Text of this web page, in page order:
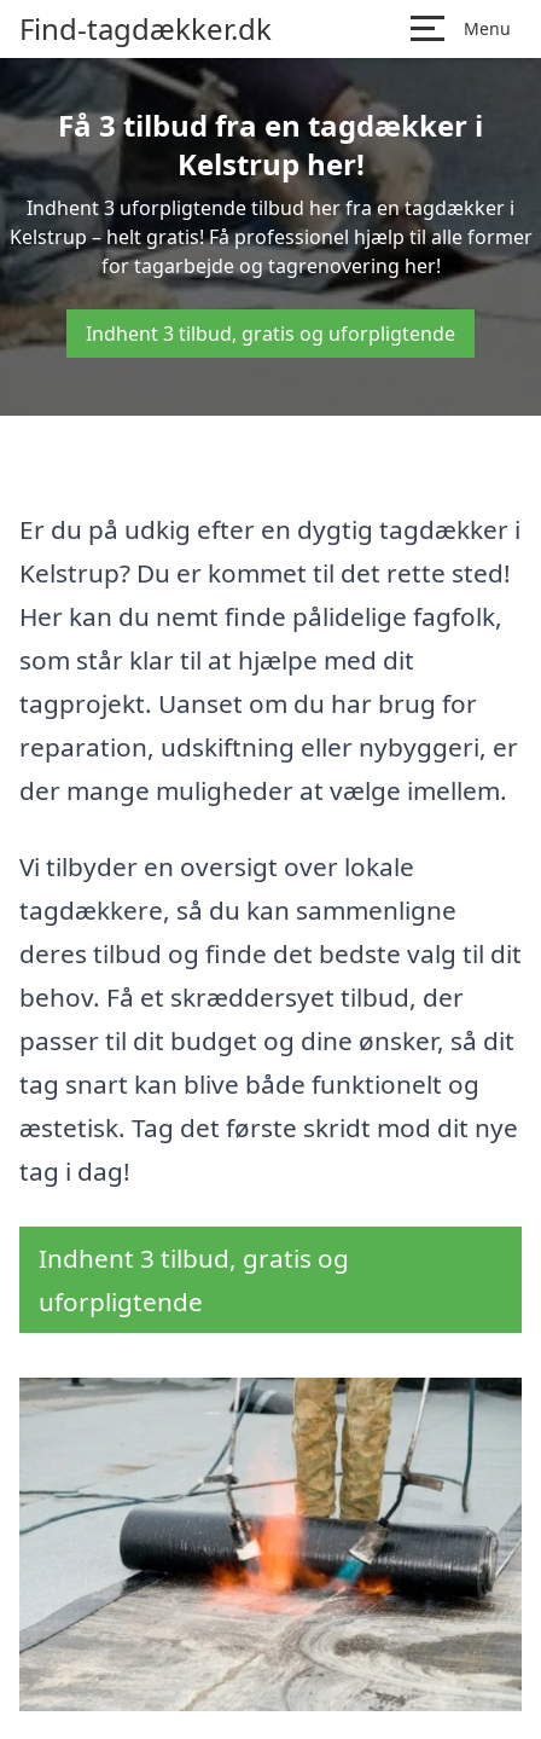
Find-tagdækker.dk Menu
Få 3 tilbud fra en tagdækker i
Kelstrup her!
Indhent 3 uforpligtende tilbud her fra en tagdækker i
Kelstrup – helt gratis! Få professionel hjælp til alle former
for tagarbejde og tagrenovering her!
Indhent 3 tilbud, gratis og uforpligtende
Er du på udkig efter en dygtig tagdækker i
Kelstrup? Du er kommet til det rette sted!
Her kan du nemt finde pålidelige fagfolk,
som står klar til at hjælpe med dit
tagprojekt. Uanset om du har brug for
reparation, udskiftning eller nybyggeri, er
der mange muligheder at vælge imellem.
Vi tilbyder en oversigt over lokale
tagdækkere, så du kan sammenligne
deres tilbud og finde det bedste valg til dit
behov. Få et skræddersyet tilbud, der
passer til dit budget og dine ønsker, så dit
tag snart kan blive både funktionelt og
æstetisk. Tag det første skridt mod dit nye
tag i dag!
Indhent 3 tilbud, gratis og
uforpligtende